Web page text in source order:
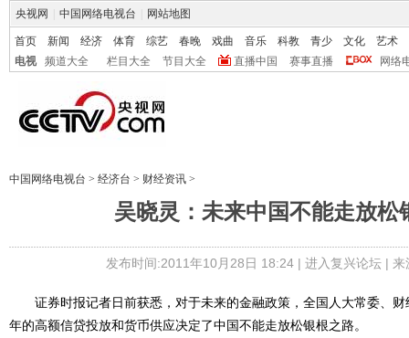
央视网 中国网络电视台 网站地图
首页 新闻 经济 体育 综艺 春晚 戏曲 音乐 科教 青少 文化
艺术
电视
频道大全 栏目大全 节目大全 直播中国 赛事直播 网络
中国网络电视台 > 经济台 > 财经资讯 >
吴晓灵：未来中国不能走放松
发布时间:2011年10月28日 18:24 | 进入复兴论坛| 来
证券时报记者日前获悉，对于未来的金融政策，全国人大常委、财
年的高额信贷投放和货币供应决定了中国不能走放松银根之路。